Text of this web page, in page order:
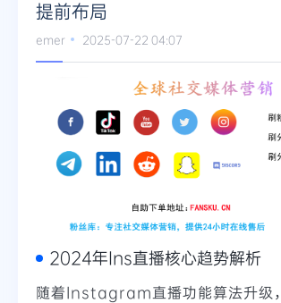
提前布局
emer 2025-07-22 04:07
2024年Ins直播核心趋势解析
随着Instagram直播功能算法升级，